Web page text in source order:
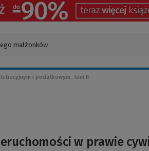
i podatkowym. Tom II
w prawie